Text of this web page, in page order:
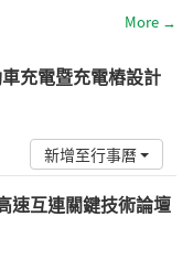
More →
充電暨充電樁設計
新增至行事曆
速互連關鍵技術論壇